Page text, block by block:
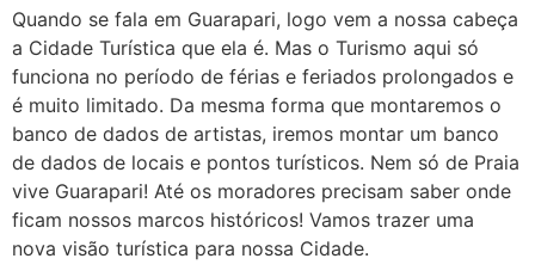
Quando se fala em Guarapari, logo vem a nossa cabeça
a Cidade Turística que ela é. Mas o Turismo aqui só
funciona no período de férias e feriados prolongados e
é muito limitado. Da mesma forma que montaremos o
banco de dados de artistas, iremos montar um banco
de dados de locais e pontos turísticos. Nem só de Praia
vive Guarapari! Até os moradores precisam saber onde
ficam nossos marcos históricos! Vamos trazer uma
nova visão turística para nossa Cidade.